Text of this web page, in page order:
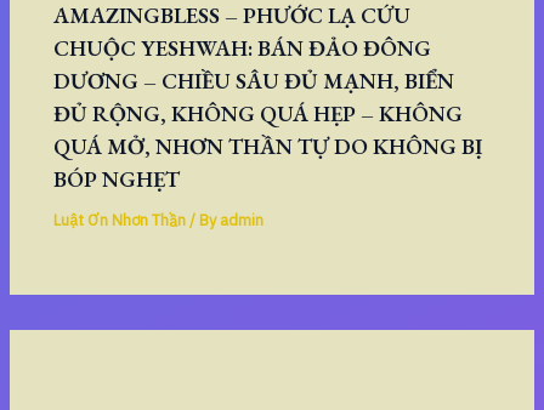
AMAZINGBLESS – PHƯỚC LẠ CỨU
CHUỘC YESHWAH: BÁN ĐẢO ĐÔNG
DƯƠNG – CHIỀU SÂU ĐỦ MẠNH, BIỂN
ĐỦ RỘNG, KHÔNG QUÁ HẸP – KHÔNG
QUÁ MỞ, NHƠN THẦN TỰ DO KHÔNG BỊ
BÓP NGHẸT
Luật Ơn Nhơn Thần/ Byadmin